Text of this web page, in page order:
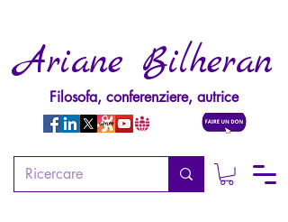
Ariane Bilheran
Filosofa, conferenziere, autrice